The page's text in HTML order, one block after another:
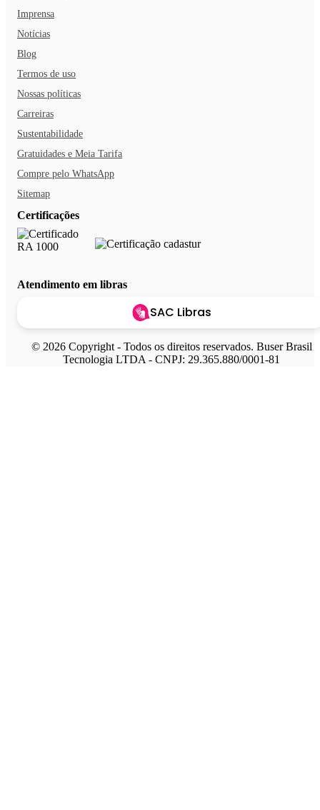
Imprensa
Notícias
Blog
Termos de uso
Nossas políticas
Carreiras
Sustentabilidade
Gratuidades e Meia Tarifa
Compre pelo WhatsApp
Sitemap
Certificações
Atendimento em libras
SAC Libras
© 2026 Copyright - Todos os direitos reservados. Buser Brasil
Tecnologia LTDA - CNPJ: 29.365.880/0001-81